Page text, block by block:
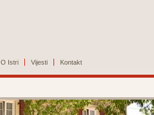
O Istri Vijesti Kontakt